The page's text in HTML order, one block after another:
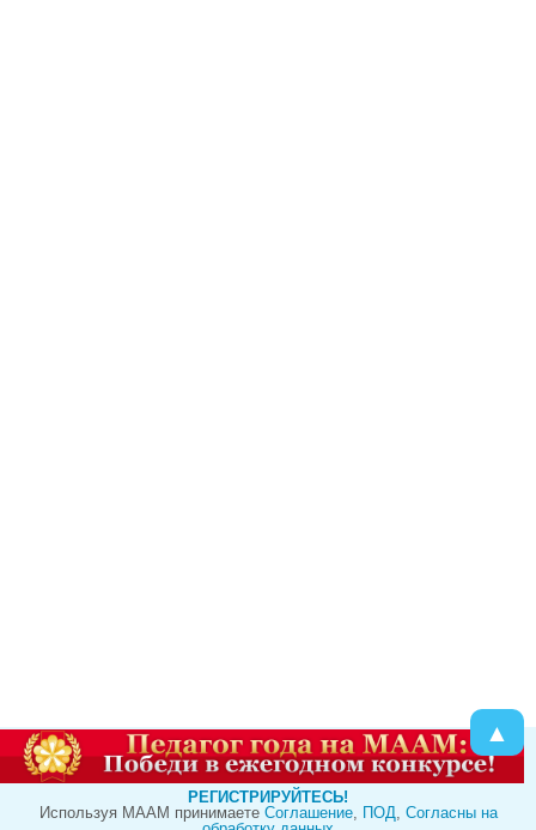
▲
РЕГИСТРИРУЙТЕСЬ!
Используя МААМ принимаете Cоглашение, ПОД, Согласны на